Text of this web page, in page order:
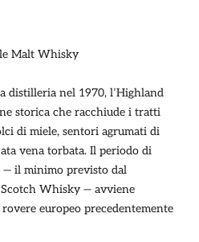
Malt Whisky
distilleria nel 1970, l’Highland
storica che racchiude i tratti
di miele, sentori agrumati di
vena torbata. Il periodo di
— il minimo previsto dal
Whisky — avviene
europeo precedentemente